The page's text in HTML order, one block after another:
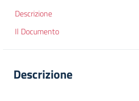
Descrizione
Il Documento
Descrizione